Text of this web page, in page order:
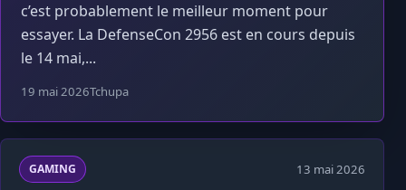
c’est probablement le meilleur moment pour
essayer. La DefenseCon 2956 est en cours depuis
le 14 mai,...
19 mai 2026Tchupa
GAMING 13 mai 2026